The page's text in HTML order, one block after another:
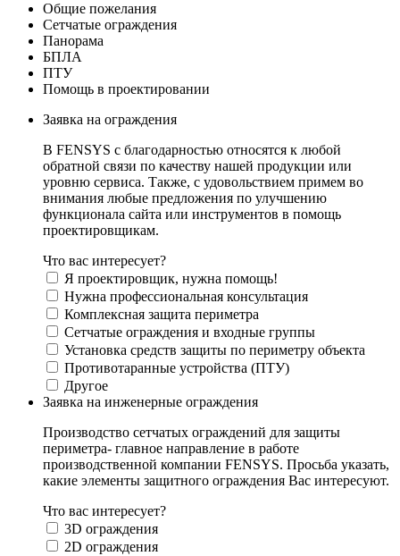
Общие пожелания
Сетчатые ограждения
Панорама
БПЛА
ПТУ
Помощь в проектировании
Заявка на ограждения
В FENSYS с благодарностью относятся к любой
обратной связи по качеству нашей продукции или
уровню сервиса. Также, с удовольствием примем во
внимания любые предложения по улучшению
функционала сайта или инструментов в помощь
проектировщикам.
Что вас интересует?
Я проектировщик, нужна помощь!
Нужна профессиональная консультация
Комплексная защита периметра
Сетчатые ограждения и входные группы
Установка средств защиты по периметру объекта
Противотаранные устройства (ПТУ)
Другое
Заявка на инженерные ограждения
Производство сетчатых ограждений для защиты
периметра- главное направление в работе
производственной компании FENSYS. Просьба указать,
какие элементы защитного ограждения Вас интересуют.
Что вас интересует?
3D ограждения
2D ограждения